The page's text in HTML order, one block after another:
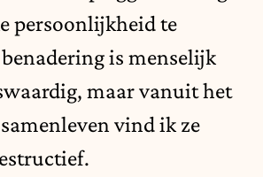
persoonlijkheid te
is menselijk
maar vanuit het
vind ik ze